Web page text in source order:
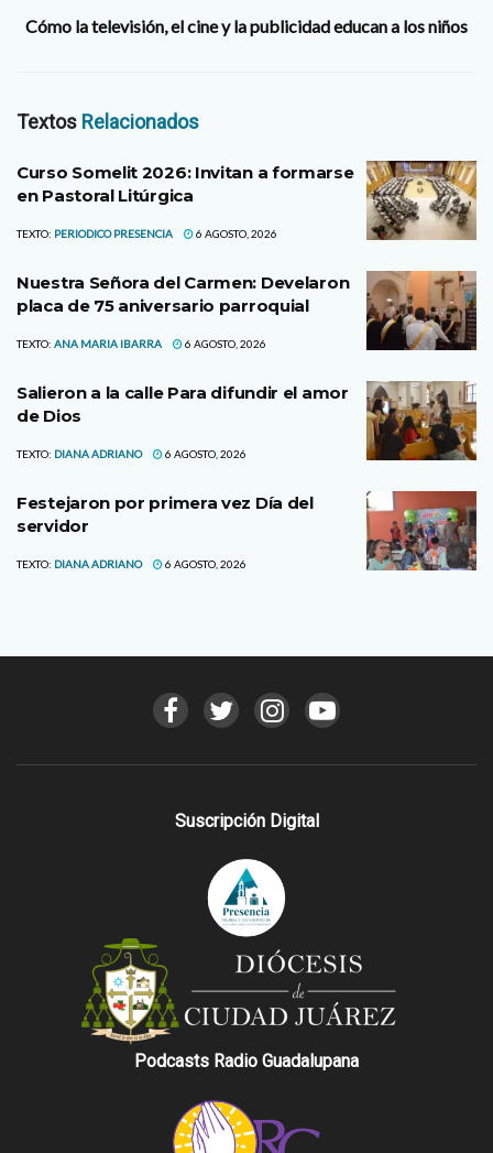
Cómo la televisión, el cine y la publicidad educan a los niños
Textos Relacionados
Curso Somelit 2026: Invitan a formarse
en Pastoral Litúrgica
TEXTO: PERIODICO PRESENCIA 6 AGOSTO, 2026
Nuestra Señora del Carmen: Develaron
placa de 75 aniversario parroquial
TEXTO: ANA MARIA IBARRA 6 AGOSTO, 2026
Salieron a la calle Para difundir el amor
de Dios
TEXTO: DIANA ADRIANO 6 AGOSTO, 2026
Festejaron por primera vez Día del
servidor
TEXTO: DIANA ADRIANO 6 AGOSTO, 2026
Suscripción Digital
Podcasts Radio Guadalupana